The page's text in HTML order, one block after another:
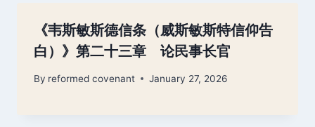
《韦斯敏斯德信条（威斯敏斯特信仰告
白）》第二十三章 论民事长官
By reformed covenant January 27, 2026